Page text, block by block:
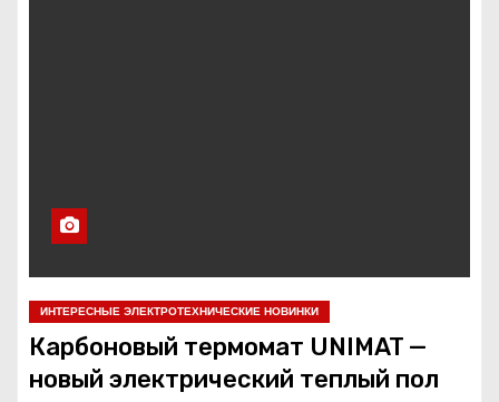
ИНТЕРЕСНЫЕ ЭЛЕКТРОТЕХНИЧЕСКИЕ НОВИНКИ
Карбоновый термомат UNIMAT —
новый электрический теплый пол